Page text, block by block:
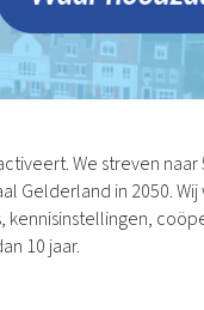
We streven
Gelderland in 2050.
10 jaar.